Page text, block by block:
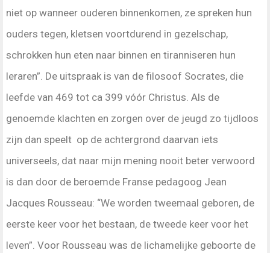
niet op wanneer ouderen binnenkomen, ze spreken hun
ouders tegen, kletsen voortdurend in gezelschap,
schrokken hun eten naar binnen en tiranniseren hun
leraren”. De uitspraak is van de filosoof Socrates, die
leefde van 469 tot ca 399 vóór Christus. Als de
genoemde klachten en zorgen over de jeugd zo tijdloos
zijn dan speelt op de achtergrond daarvan iets
universeels, dat naar mijn mening nooit beter verwoord
is dan door de beroemde Franse pedagoog Jean
Jacques Rousseau: “We worden tweemaal geboren, de
eerste keer voor het bestaan, de tweede keer voor het
leven”. Voor Rousseau was de lichamelijke geboorte de